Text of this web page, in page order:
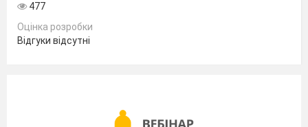
- _______________
- ______________
477
Оцінка розробки
Відгуки відсутні